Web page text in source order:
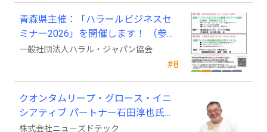
#8
青森県主催：「ハラールビジネスセ
ミナー2026」を開催します！ （参加
費無料）
一般社団法人ハラル・ジャパン協会
クオンタムリープ・グロース・イニ
シアティブ パートナー石田淳也氏が
ニューズドテックの戦略顧問に就任
株式会社ニューズドテック